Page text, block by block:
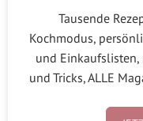
Tausende
Kochmodus,
und Einkaufslisten,
und Tricks, ALLE